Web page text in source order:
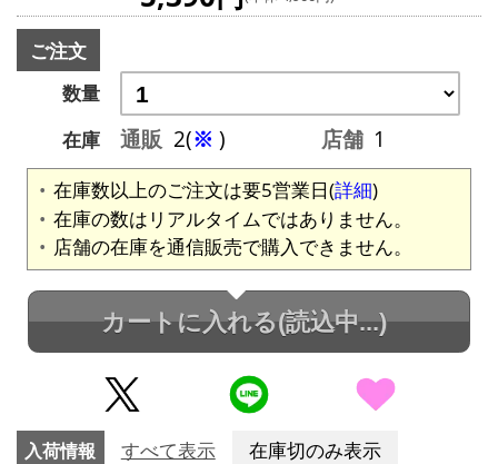
ご注文
数量
在庫
通販 2(※ ) 店舗 1
在庫数以上のご注文は要5営業日(詳細)
在庫の数はリアルタイムではありません。
店舗の在庫を通信販売で購入できません。
カートに入れる(読込中...)
入荷情報 すべて表示 在庫切のみ表示